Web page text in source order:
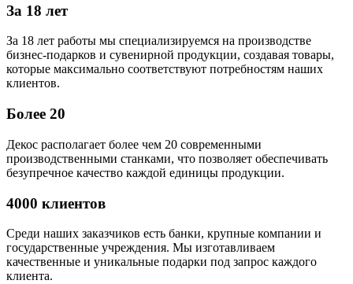
За 18 лет
За 18 лет работы мы специализируемся на производстве
бизнес-подарков и сувенирной продукции, создавая товары,
которые максимально соответствуют потребностям наших
клиентов.
Более 20
Декос располагает более чем 20 современными
производственными станками, что позволяет обеспечивать
безупречное качество каждой единицы продукции.
4000 клиентов
Среди наших заказчиков есть банки, крупные компании и
государственные учреждения. Мы изготавливаем
качественные и уникальные подарки под запрос каждого
клиента.